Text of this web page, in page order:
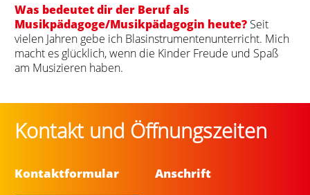
Was bedeutet dir der Beruf als
Musikpädagoge/Musikpädagogin heute? Seit
vielen Jahren gebe ich Blasinstrumentenunterricht. Mich
macht es glücklich, wenn die Kinder Freude und Spaß
am Musizieren haben.
Kontakt und Öffnungszeiten
Kontaktformular Anschrift